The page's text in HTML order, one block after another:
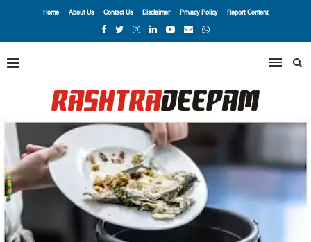
Home About Us Contact Us Disclaimer Privacy Policy Report Content